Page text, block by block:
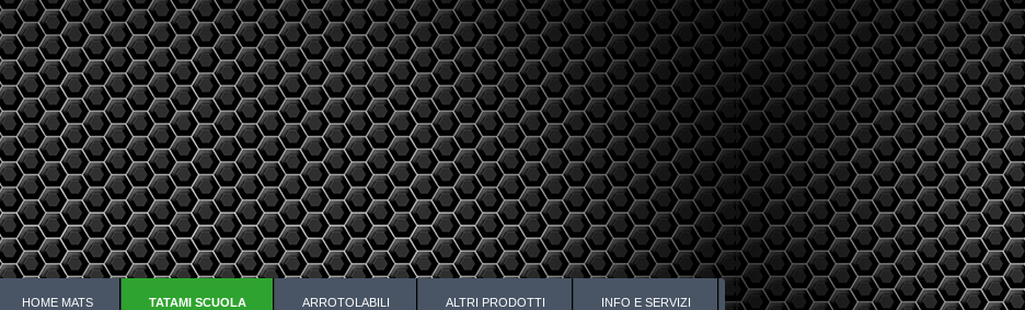
HOME MATS TATAMI SCUOLA ARROTOLABILI ALTRI PRODOTTI INFO E SERVIZI